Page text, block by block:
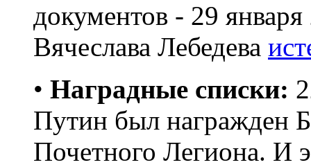
документов - 29
Вячеслава Лебедева
• Наградные списки:
Путин был награжден
Почетного Легиона. И